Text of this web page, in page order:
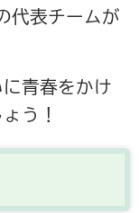
代表チームが
青春をかけ
う！